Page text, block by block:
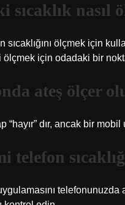
sıcaklık nasıl
sıcaklığını ölçmek için
için odadaki bir
ateş ölçer
“hayır” dır, ancak bir
telefon
telefonunuzda